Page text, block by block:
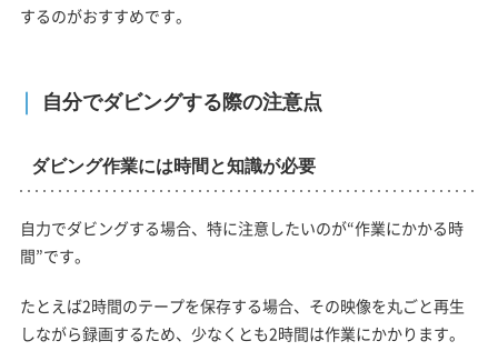
するのがおすすめです。
自分でダビングする際の注意点
ダビング作業には時間と知識が必要
自力でダビングする場合、特に注意したいのが“作業にかかる時
間”です。
たとえば2時間のテープを保存する場合、その映像を丸ごと再生
しながら録画するため、少なくとも2時間は作業にかかります。